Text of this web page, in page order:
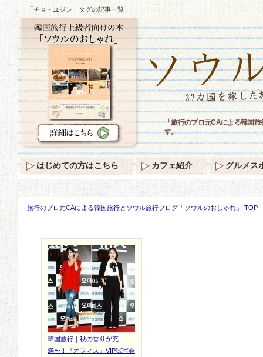
「チョ・ユジン」タグの記事一覧
旅行のプロ元CAによる韓国旅行とソウル旅行ブログ「ソウルのおしゃれ」 TOP
韓国旅行｜秋の香りが充
満〜！『オフィス』VIP試写会
「旅行のプロ元CAによる韓国
す。
はじめての方はこちら カフェ紹介 グルメス